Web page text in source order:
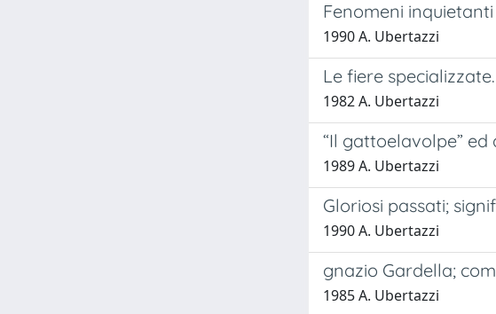
Fenomeni inquietanti
1990 A. Ubertazzi
Le fiere specializzate.
1982 A. Ubertazzi
“Il gattoelavolpe” ed
1989 A. Ubertazzi
Gloriosi passati;
1990 A. Ubertazzi
gnazio Gardella;
1985 A. Ubertazzi